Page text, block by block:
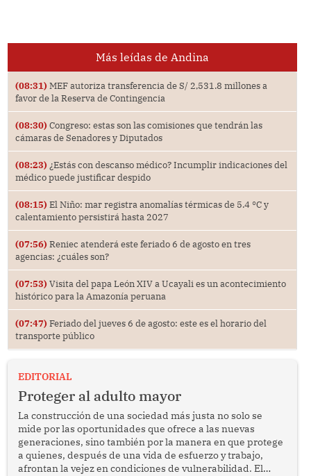
Más leídas de Andina
(08:31) MEF autoriza transferencia de S/ 2,531.8 millones a
favor de la Reserva de Contingencia
(08:30) Congreso: estas son las comisiones que tendrán las
cámaras de Senadores y Diputados
(08:23) ¿Estás con descanso médico? Incumplir indicaciones del
médico puede justificar despido
(08:15) El Niño: mar registra anomalías térmicas de 5.4 °C y
calentamiento persistirá hasta 2027
(07:56) Reniec atenderá este feriado 6 de agosto en tres
agencias: ¿cuáles son?
(07:53) Visita del papa León XIV a Ucayali es un acontecimiento
histórico para la Amazonía peruana
(07:47) Feriado del jueves 6 de agosto: este es el horario del
transporte público
EDITORIAL
Proteger al adulto mayor
La construcción de una sociedad más justa no solo se
mide por las oportunidades que ofrece a las nuevas
generaciones, sino también por la manera en que protege
a quienes, después de una vida de esfuerzo y trabajo,
afrontan la vejez en condiciones de vulnerabilidad. El